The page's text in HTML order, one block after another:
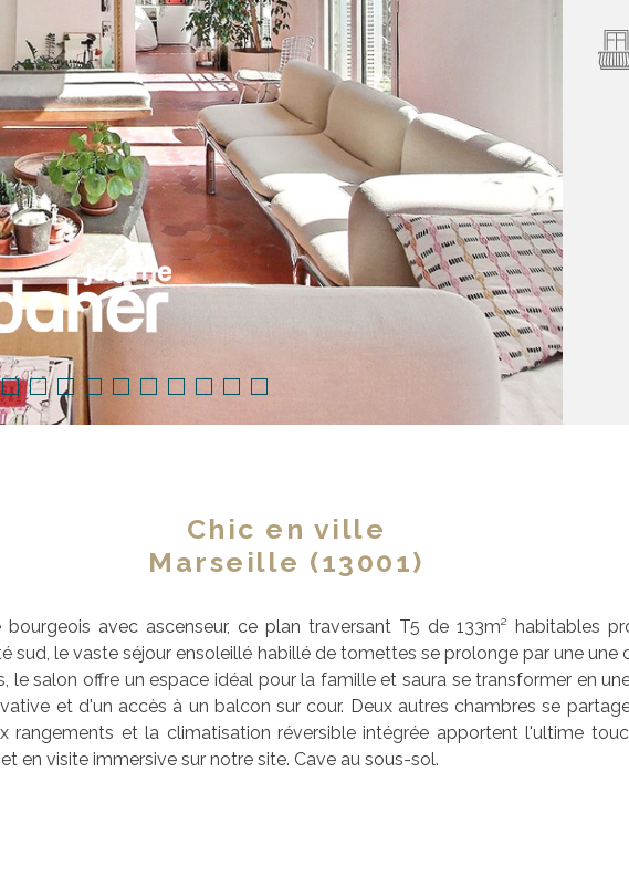
Chic en ville
Marseille (13001)
avec ascenseur, ce plan traversant T5 de 133m² habitables
sud, le vaste séjour ensoleillé habillé de tomettes se prolonge par une une
le salon offre un espace idéal pour la famille et saura se transformer en
et d'un accès à un balcon sur cour. Deux autres chambres se
rangements et la climatisation réversible intégrée apportent l'ultime
en visite immersive sur notre site. Cave au sous-sol.